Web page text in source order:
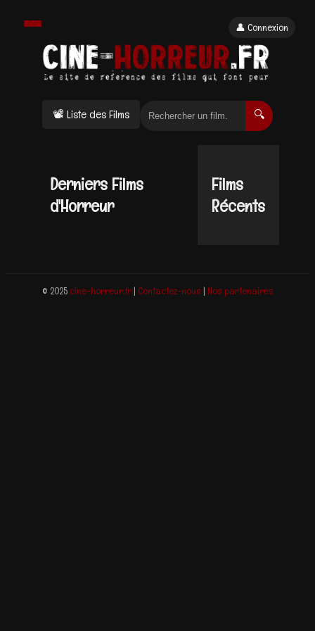
📽 Liste des Films 🔍
👤 Connexion
Derniers Films
d'Horreur
Films
Récents
© 2025 cine-horreur.fr| Contactez-nous| Nos partenaires